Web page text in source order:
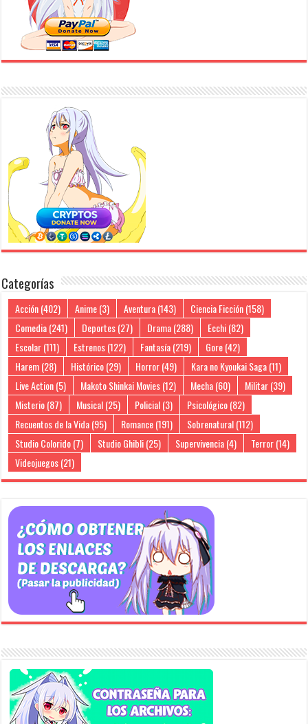
Categorías
Acción(402) Anime(3) Aventura(143) Ciencia Ficción(158)
Comedia(241) Deportes(27) Drama(288) Ecchi(82)
Escolar(111) Estrenos(122) Fantasía(219) Gore(42)
Harem(28) Histórico(29) Horror(49) Kara no Kyoukai Saga(11)
Live Action(5) Makoto Shinkai Movies(12) Mecha(60) Militar(39)
Misterio(87) Musical(25) Policial(3) Psicológico(82)
Recuentos de la Vida(95) Romance(191) Sobrenatural(112)
Studio Colorido(7) Studio Ghibli(25) Supervivencia(4) Terror(14)
Videojuegos(21)